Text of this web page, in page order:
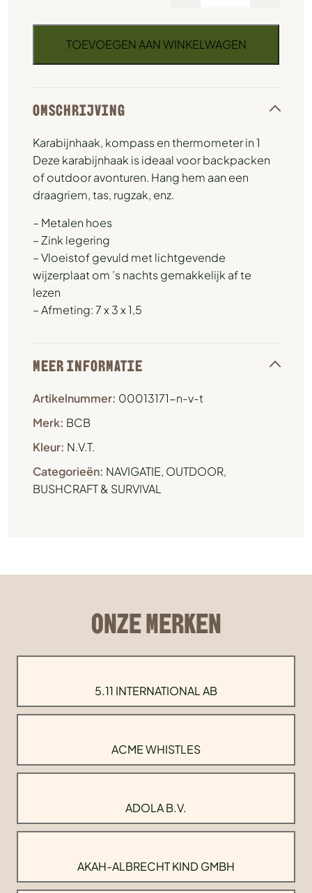
TOEVOEGEN AAN WINKELWAGEN
OMSCHRIJVING
Karabijnhaak, kompass en thermometer in 1
Deze karabijnhaak is ideaal voor backpacken
of outdoor avonturen. Hang hem aan een
draagriem, tas, rugzak, enz.
– Metalen hoes
– Zink legering
– Vloeistof gevuld met lichtgevende
wijzerplaat om ’s nachts gemakkelijk af te
lezen
– Afmeting: 7 x 3 x 1,5
MEER INFORMATIE
Artikelnummer: 00013171-n-v-t
Merk: BCB
Kleur: N.V.T.
Categorieën: NAVIGATIE, OUTDOOR,
BUSHCRAFT & SURVIVAL
ONZE MERKEN
5.11 INTERNATIONAL AB
ACME WHISTLES
ADOLA B.V.
AKAH-ALBRECHT KIND GMBH